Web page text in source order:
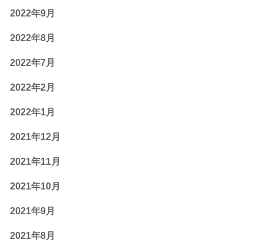
2022年9月
2022年8月
2022年7月
2022年2月
2022年1月
2021年12月
2021年11月
2021年10月
2021年9月
2021年8月